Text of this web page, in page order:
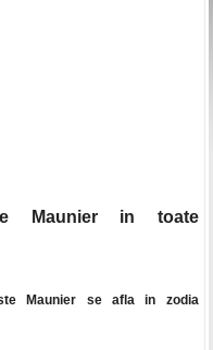
Maunier in toate
Maunier se afla in zodia